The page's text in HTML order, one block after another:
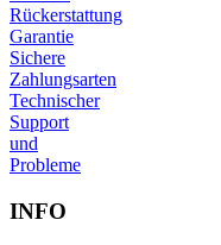
Rückerstattung
Garantie
Sichere
Zahlungsarten
Technischer
Support
und
Probleme
INFO